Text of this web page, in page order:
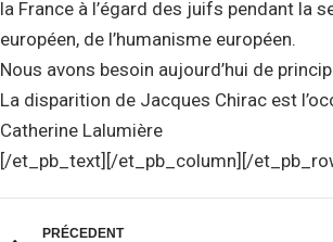
la France à l’égard des juifs pendant la
européen, de l’humanisme européen.
Nous avons besoin aujourd’hui de
La disparition de Jacques Chirac est
Catherine Lalumière
[/et_pb_text][/et_pb_column][/
PRÉCEDENT